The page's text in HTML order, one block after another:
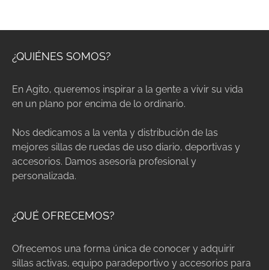
¿QUIÉNES SOMOS?
En Agito, queremos inspirar a la gente a vivir su vida
en un plano por encima de lo ordinario.
Nos dedicamos a la venta y distribución de las
mejores sillas de ruedas de uso diario, deportivas y
accesorios. Damos asesoría profesional y
personalizada.
¿QUÉ OFRECEMOS?
Ofrecemos una forma única de conocer y adquirir
sillas activas, equipo paradeportivo y accesorios para